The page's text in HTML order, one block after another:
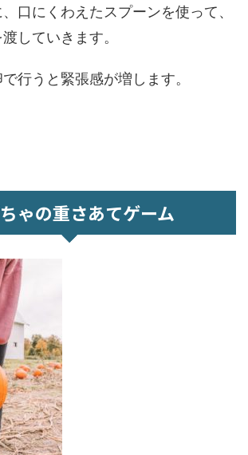
口にくわえたスプーンを使って、
していきます。
行うと緊張感が増します。
ゃの重さあてゲーム